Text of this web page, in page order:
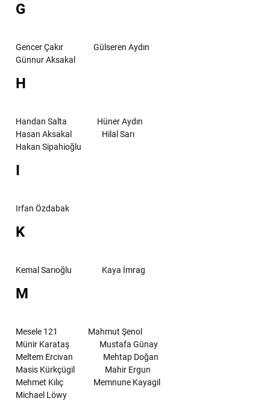
G
Gencer Çakır
Gülseren Aydın
Günnur Aksakal
H
Handan Salta
Hüner Aydın
Hasan Aksakal
Hilal Sarı
Hakan Sipahioğlu
I
Irfan Özdabak
K
Kemal Sarıoğlu Kaya İmrag
M
Mesele 121
Mahmut Şenol
Münir Karataş
Mustafa Günay
Meltem Ercivan
Mehtap Doğan
Masis Kürkçügil
Mahir Ergun
Mehmet Kılıç
Memnune Kayagil
Michael Löwy